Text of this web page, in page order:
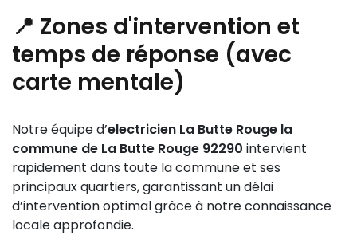
📍 Zones d'intervention et
temps de réponse (avec
carte mentale)
Notre équipe d’electricien La Butte Rouge la
commune de La Butte Rouge 92290 intervient
rapidement dans toute la commune et ses
principaux quartiers, garantissant un délai
d’intervention optimal grâce à notre connaissance
locale approfondie.